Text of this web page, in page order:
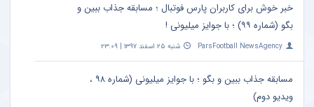
خبر خوش برای کاربران پارس فوتبال ؛ مسابقه جذاب ببین و
بگو (شماره ۹۹) ؛ با جوایز میلیونی !
ParsFootball NewsAgency شنبه ۲۵ اسفند ۱۳۹۷ | ۲۳:۰۹
مسابقه جذاب ببین و بگو ؛ با جوایز میلیونی (شماره ۹۸ ،
ویدیو دوم)